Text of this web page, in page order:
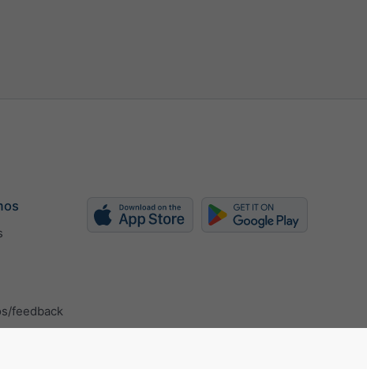
feedback